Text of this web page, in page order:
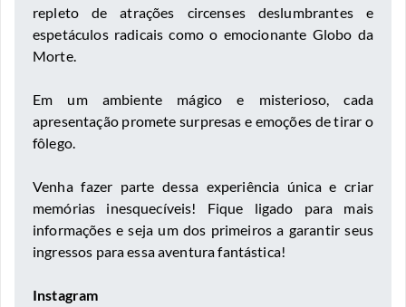
repleto de atrações circenses deslumbrantes e
espetáculos radicais como o emocionante Globo da
Morte.
Em um ambiente mágico e misterioso, cada
apresentação promete surpresas e emoções de tirar o
fôlego.
Venha fazer parte dessa experiência única e criar
memórias inesquecíveis! Fique ligado para mais
informações e seja um dos primeiros a garantir seus
ingressos para essa aventura fantástica!
Instagram